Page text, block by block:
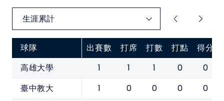
球隊 出賽數 打席 打數 打點 得分
高雄大學
1 1 1 0 0
臺中教大 1 0 0 0 0